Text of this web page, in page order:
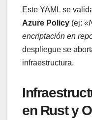
Este YAML se
Azure Policy (ej:
encriptación en
despliegue se
infraestructura.
en Rust y